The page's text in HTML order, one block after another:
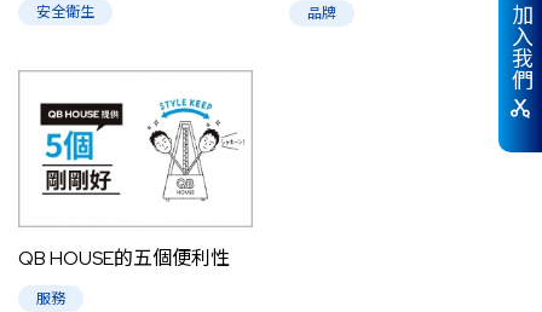
加入我們
安全衛生 品牌
QB HOUSE的五個便利性
服務